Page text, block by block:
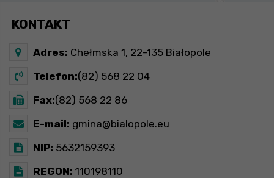
KONTAKT
Adres: Chełmska 1, 22-135 Białopole
Telefon:(82) 568 22 04
Fax:(82) 568 22 86
E-mail: gmina@bialopole.eu
NIP: 5632159393
REGON: 110198110